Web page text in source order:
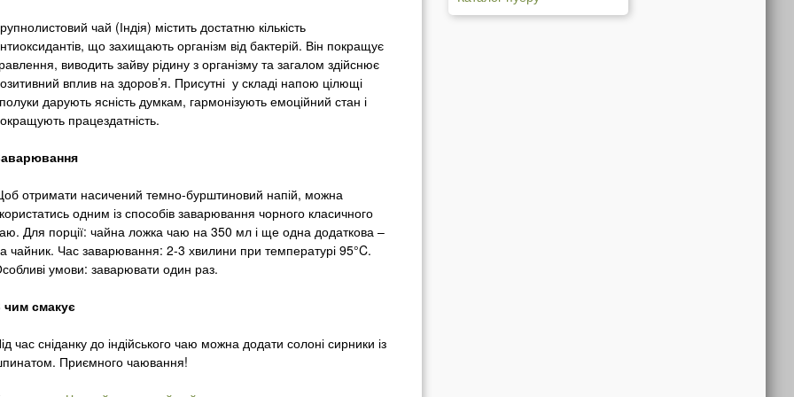
чай (Індія) містить достатню кількість
що захищають організм від бактерій. Він покращує
виводить зайву рідину з організму та загалом здійснює
вплив на здоров’я. Присутні у складі напою цілющі
дарують ясність думкам, гармонізують емоційний стан і
працездатність.
отримати насичений темно-бурштиновий напій, можна
одним із способів заварювання чорного класичного
Для порції: чайна ложка чаю на 350 мл і ще одна додаткова –
чайник. Час заварювання: 2-3 хвилини при температурі 95°C.
умови: заварювати один раз.
чим смакує
час сніданку до індійського чаю можна додати солоні сирники із
Приємного чаювання!